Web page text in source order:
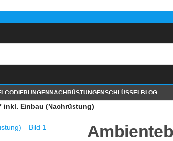
CODIERUNGEN NACHRÜSTUNGENSCHLÜSSELBLOG
inkl. Einbau (Nachrüstung)